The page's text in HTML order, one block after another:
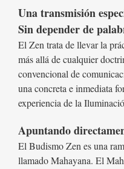
Una transmisión
Sin depender de
El Zen trata de llevar la
más allá de cualquier
convencional de
una concreta e inmediata
experiencia de la
Apuntando
El Budismo Zen es una
llamado Mahayana. El